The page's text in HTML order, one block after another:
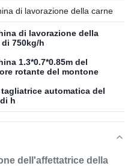
di lavorazione della carne
di lavorazione della
750kg/h
1.3*0.7*0.85m del
rotante del montone
tagliatrice automatica del
h
dell'affettatrice della